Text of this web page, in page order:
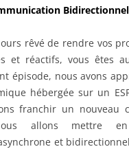
rêvé de rendre vos
et réactifs, vous êtes
épisode, nous avons
hébergée sur un
franchir un nouveau
nous allons mettre
et